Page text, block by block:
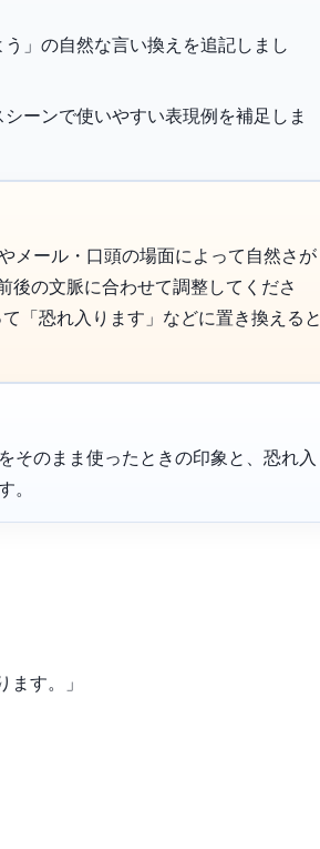
」の自然な言い換えを追記しまし
ーンで使いやすい表現例を補足しま
メール・口頭の場面によって自然さが
後の文脈に合わせて調整してくださ
「恐れ入ります」などに置き換えると
そのまま使ったときの印象と、恐れ入
。
す。」